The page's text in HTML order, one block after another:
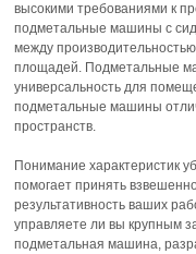
высокими требованиями к
подметальные машины с
между
площадей. Подметальные
универсальность для
подметальные машины
пространств.
Понимание характеристик
помогает принять
результативность ваших
управляете ли вы крупным
подметальная машина,